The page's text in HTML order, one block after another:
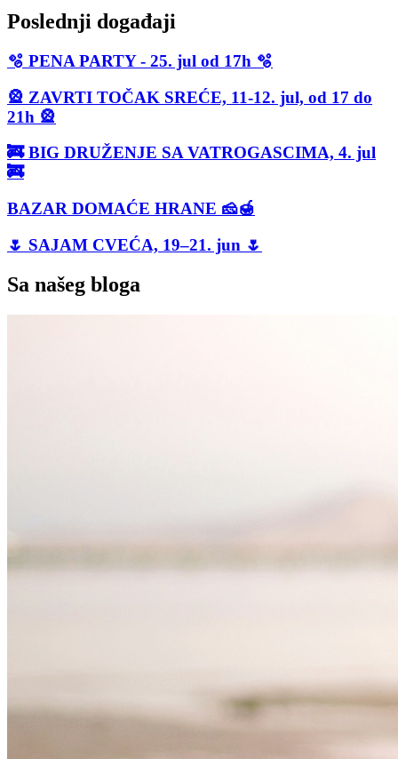
Poslednji događaji
🫧 PENA PARTY - 25. jul od 17h 🫧
🎡 ZAVRTI TOČAK SREĆE, 11-12. jul, od 17 do
21h 🎡
🚒 BIG DRUŽENJE SA VATROGASCIMA, 4. jul
🚒
BAZAR DOMAĆE HRANE 🧀🍯
🌷 SAJAM CVEĆA, 19–21. jun 🌷
Sa našeg bloga